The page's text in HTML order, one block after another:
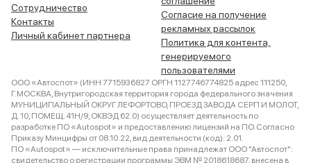
Сотрудничество
Контакты
Личный кабинет партнера
Согласие на получение
рекламных рассылок
Политика для контента,
генерируемого
пользователями
ООО «Автоспот» (ИНН 7715936827 ОРГН 1127746774825 адрес 111250,
Г.МОСКВА, Внутригородская территория города федерального значения
МУНИЦИПАЛЬНЫЙ ОКРУГ ЛЕФОРТОВО, ПРОЕЗД ЗАВОДА СЕРП И МОЛОТ,
Д. 10, ПОМЕЩ. 41Н/9, ОКВЭД 62.0) осуществляет деятельность по
разработке ПО «Autospot» и предоставлению лицензий на ПО. Согласно
Приказу Минцифры от 08.10.22, вид деятельности (код): 2.01.
ПО «Autospot» — исключительные права принадлежат ООО "Автоспот":
свидетельство о регистрации программы ЭВМ № 2018618687, внесена в